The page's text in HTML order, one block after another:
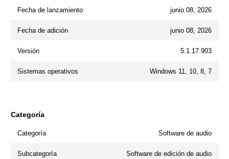
Fecha de lanzamiento junio 08, 2026
Fecha de adición junio 08, 2026
Versión 5.1.17.903
Sistemas operativos Windows 11, 10, 8, 7
Categoría
Categoría Software de audio
Subcategoría Software de edición de audio